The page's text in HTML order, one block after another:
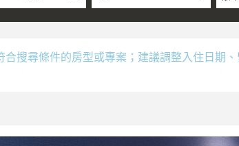
合搜尋條件的房型或專案；建議調整入住日期